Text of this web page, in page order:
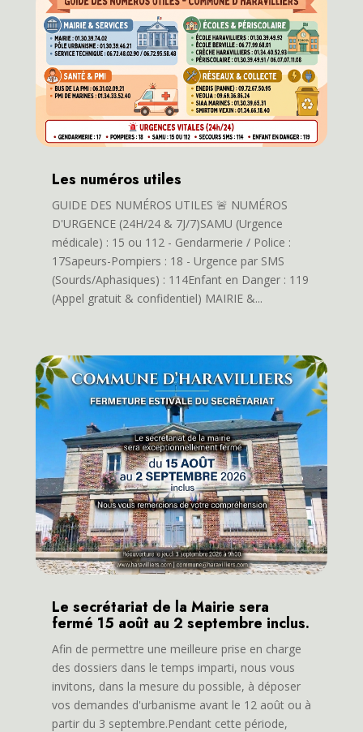
Les numéros utiles
GUIDE DES NUMÉROS UTILES 🚨 NUMÉROS
D'URGENCE (24H/24 & 7J/7)SAMU (Urgence
médicale) : 15 ou 112 - Gendarmerie / Police :
17Sapeurs-Pompiers : 18 - Urgence par SMS
(Sourds/Aphasiques) : 114Enfant en Danger : 119
(Appel gratuit & confidentiel) MAIRIE &...
Le secrétariat de la Mairie sera
fermé 15 août au 2 septembre inclus.
Afin de permettre une meilleure prise en charge
des dossiers dans le temps imparti, nous vous
invitons, dans la mesure du possible, à déposer
vos demandes d'urbanisme avant le 12 août ou à
partir du 3 septembre.Pendant cette période,